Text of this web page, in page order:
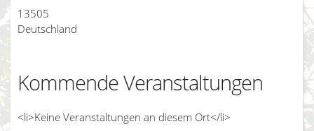
13505
Deutschland
Kommende Veranstaltungen
<li>Keine Veranstaltungen an diesem Ort</li>